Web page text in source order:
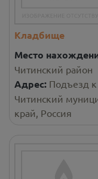
Кладбище
Место
Читинский район
Адрес: Подъезд
Читинский
край, Россия